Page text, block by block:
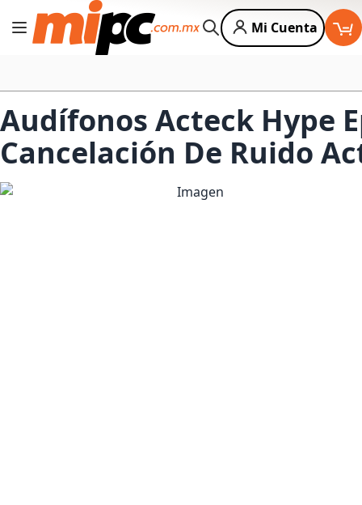
Cambiar Nav
Buscar
Mi Cuenta
Audífonos Acteck Hype
Cancelación De Ruido